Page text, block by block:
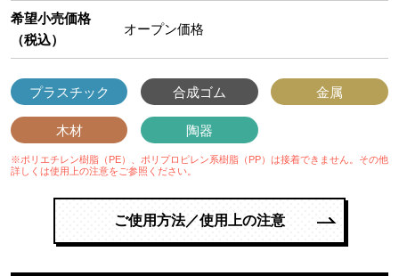
希望小売価格
（税込）
オープン価格
プラスチック 合成ゴム 金属
木材 陶器
※ポリエチレン樹脂（PE）、ポリプロピレン系樹脂（PP）は接着できません。その他
詳しくは使用上の注意をご参照ください。
ご使用方法／使用上の注意